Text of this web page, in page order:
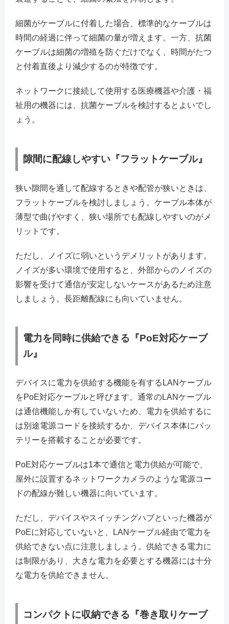
細菌がケーブルに付着した場合、標準的なケーブルは
時間の経過に伴って細菌の量が増えます。一方、抗菌
ケーブルは細菌の増殖を防ぐだけでなく、時間がたつ
と付着直後より減少するのが特徴です。
ネットワークに接続して使用する医療機器や介護・福
祉用の機器には、抗菌ケーブルを検討するとよいでし
ょう。
隙間に配線しやすい『フラットケーブル』
狭い隙間を通して配線するときや配管が狭いときは、
フラットケーブルを検討しましょう。ケーブル本体が
薄型で曲げやすく、狭い場所でも配線しやすいのがメ
リットです。
ただし、ノイズに弱いというデメリットがあります。
ノイズが多い環境で使用すると、外部からのノイズの
影響を受けて通信が安定しないケースがあるため注意
しましょう。長距離配線にも向いていません。
電力を同時に供給できる『PoE対応ケーブ
ル』
デバイスに電力を供給する機能を有するLANケーブル
をPoE対応ケーブルと呼びます。通常のLANケーブル
は通信機能しか有していないため、電力を供給するに
は別途電源コードを接続するか、デバイス本体にバッ
テリーを搭載することが必要です。
PoE対応ケーブルは1本で通信と電力供給が可能で、
屋外に設置するネットワークカメラのような電源コー
ドの配線が難しい機器に向いています。
ただし、デバイスやスイッチングハブといった機器が
PoEに対応していないと、LANケーブル経由で電力を
供給できない点に注意しましょう。供給できる電力に
は制限があり、大きな電力を必要とする機器には十分
な電力を供給できません。
コンパクトに収納できる『巻き取りケーブ